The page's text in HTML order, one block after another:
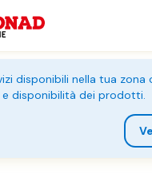
disponibili nella tua zona
disponibilità dei prodotti.